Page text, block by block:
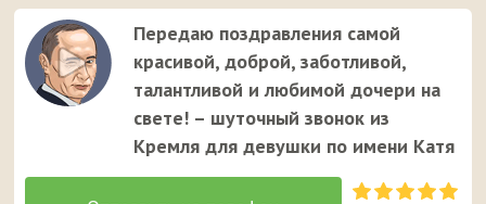
Передаю поздравления самой
красивой, доброй, заботливой,
талантливой и любимой дочери на
свете! – шуточный звонок из
Кремля для девушки по имени Катя